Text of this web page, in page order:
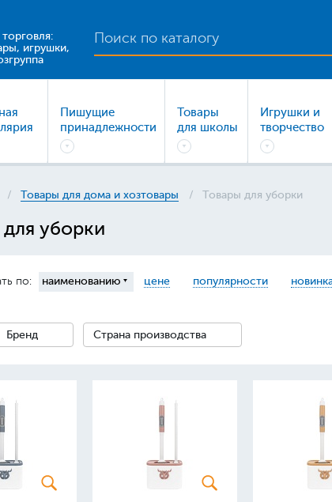
игрушки,
Пишущие
принадлежности
Товары
для школы
Игрушки и
творчество
Товары для дома и хозтовары Товары для уборки
уборки
по: наименованию цене популярности
Бренд Страна производства